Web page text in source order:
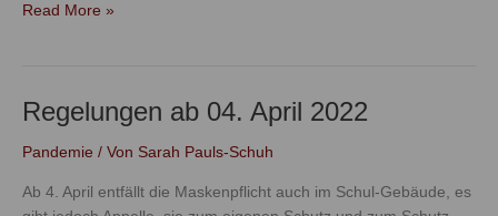
Read More »
Regelungen ab 04. April 2022
Pandemie / Von Sarah Pauls-Schuh
Ab 4. April entfällt die Maskenpflicht auch im Schul-Gebäude, es
Regelungen
04.